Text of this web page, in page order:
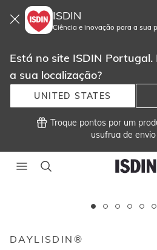
ISDIN
Ciência e inovação para a sua
Está no site ISDIN
a sua localização?
UNITED STATES
Troque pontos por um
usufrua de
imagens
DAYLISDIN®